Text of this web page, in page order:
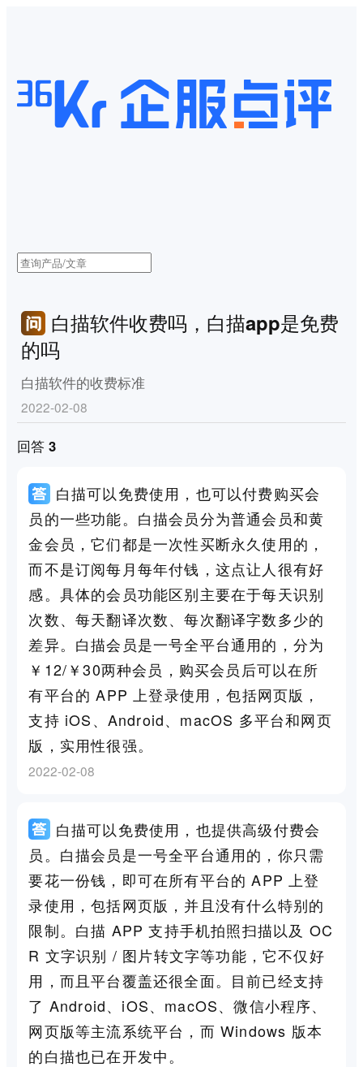
白描软件收费吗，白描app是免费
的吗
白描软件的收费标准
2022-02-08
回答 3
白描可以免费使用，也可以付费购买会
员的一些功能。白描会员分为普通会员和黄
金会员，它们都是一次性买断永久使用的，
而不是订阅每月每年付钱，这点让人很有好
感。具体的会员功能区别主要在于每天识别
次数、每天翻译次数、每次翻译字数多少的
差异。白描会员是一号全平台通用的，分为
￥12/￥30两种会员，购买会员后可以在所
有平台的 APP 上登录使用，包括网页版，
支持 iOS、Android、macOS 多平台和网页
版，实用性很强。
2022-02-08
白描可以免费使用，也提供高级付费会
员。白描会员是一号全平台通用的，你只需
要花一份钱，即可在所有平台的 APP 上登
录使用，包括网页版，并且没有什么特别的
限制。白描 APP 支持手机拍照扫描以及 OC
R 文字识别 / 图片转文字等功能，它不仅好
用，而且平台覆盖还很全面。目前已经支持
了 Android、iOS、macOS、微信小程序、
网页版等主流系统平台，而 Windows 版本
的白描也已在开发中。